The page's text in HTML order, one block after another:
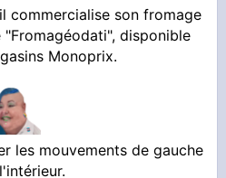
commercialise son fromage
disponible
Monoprix.
les mouvements de gauche